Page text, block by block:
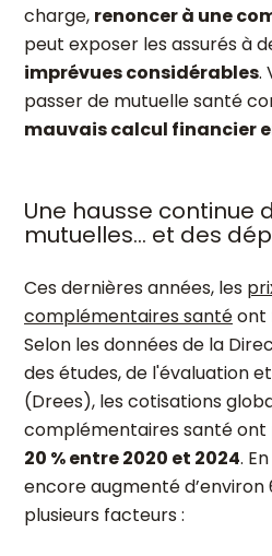
charge, renoncer à une
peut exposer les assurés à
imprévues considérables.
passer de mutuelle santé
mauvais calcul financier
Une hausse continue
mutuelles… et des
Ces dernières années, les
complémentaires santéont
Selon les données de la
des études, de l'évaluation
(Drees), les cotisations
complémentaires santé ont
20 % entre 2020 et 2024.
encore augmenté d’environ
plusieurs facteurs :